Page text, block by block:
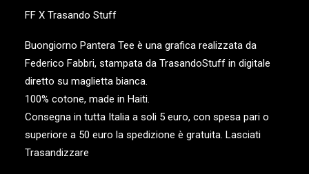
RICERCA
LOGIN / REGISTER
FF X Trasando Stuff
Buongiorno Pantera Tee è una grafica realizzata da
Federico Fabbri, stampata da TrasandoStuff in digitale
diretto su maglietta bianca.
100% cotone, made in Haiti.
Consegna in tutta Italia a soli 5 euro, con spesa pari o
superiore a 50 euro la spedizione è gratuita. Lasciati
Trasandizzare